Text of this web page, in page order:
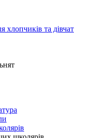
хлопчиків та дівчат